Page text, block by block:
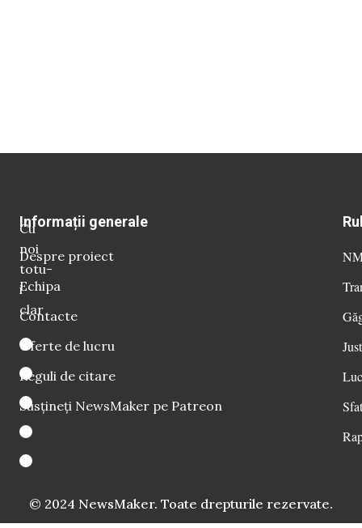
Cu
noi
totu-
i
clar
Informații generale
Despre proiect
Echipa
Contacte
Oferte de lucru
Reguli de citare
Susțineți NewsMaker pe Patreon
© 2024 NewsMaker. Toate drepturile rezervate.